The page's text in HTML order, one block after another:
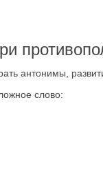
антонимы,
слово: